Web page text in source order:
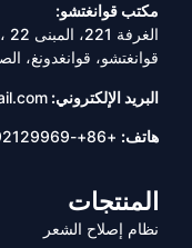
مكتب قوانغتشو:
قوانغتشو، قوانغدونغ،
البريد الإلكتروني:
هاتف: +86+-13392129969
المنتجات
نظام إصلاح الشعر